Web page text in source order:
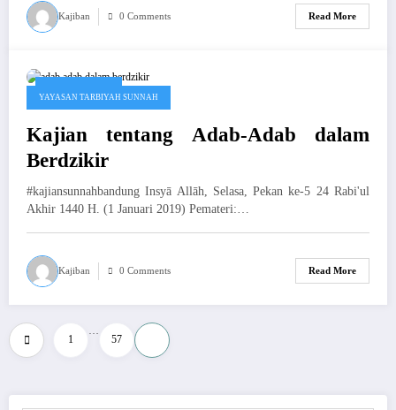
Kajiban 0 Comments Read More
YAYASAN TARBIYAH SUNNAH
Kajian tentang Adab-Adab dalam
Berdzikir
#kajiansunnahbandung Insyā Allāh, Selasa, Pekan ke-5 24 Rabi'ul
Akhir 1440 H. (1 Januari 2019) Pemateri:…
Kajiban 0 Comments Read More
Paginasi
pos
1 57